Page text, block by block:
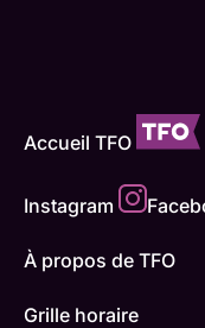
Accueil TFO
Instagram
À propos de TFO
Grille horaire